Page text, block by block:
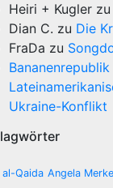
Heiri + Kugler zu
Dian C. zu Die
FraDa zu
Ukraine-Konflikt
al-Qaida Angela